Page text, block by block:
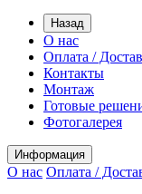
Назад
О нас
Оплата /
Контакты
Монтаж
Готовые
Фотогалерея
Информация
О нас Оплата /